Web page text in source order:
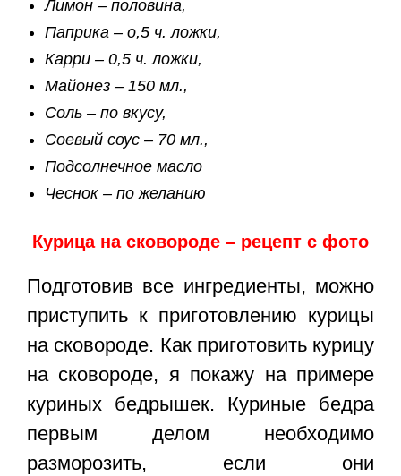
Лимон – половина,
Паприка – о,5 ч. ложки,
Карри – 0,5 ч. ложки,
Майонез – 150 мл.,
Соль – по вкусу,
Соевый соус – 70 мл.,
Подсолнечное масло
Чеснок – по желанию
Курица на сковороде – рецепт с фото
Подготовив все ингредиенты, можно
приступить к приготовлению курицы
на сковороде. Как приготовить курицу
на сковороде, я покажу на примере
куриных бедрышек. Куриные бедра
первым делом необходимо
разморозить, если они